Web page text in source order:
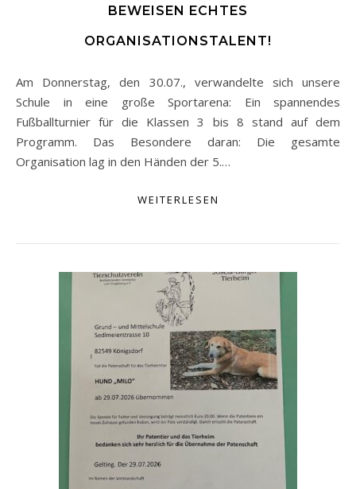
WEISEN ECHTES OR
GANISATIONSTALENT!
Am Donnerstag, den 30.07., verwandelte sich unsere
Schule in eine große Sportarena: Ein spannendes
Fußballturnier für die Klassen 3 bis 8 stand auf dem
Programm. Das Besondere daran: Die gesamte
Organisation lag in den Händen der 5.…
WEITERLESEN